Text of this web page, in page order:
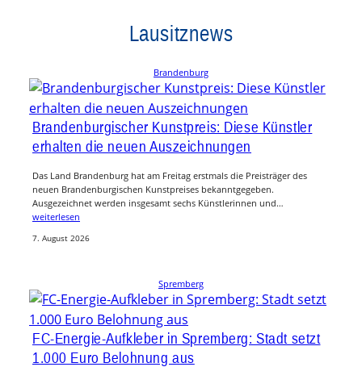
Lausitznews
Brandenburg
Brandenburgischer Kunstpreis: Diese Künstler
erhalten die neuen Auszeichnungen
Das Land Brandenburg hat am Freitag erstmals die Preisträger des
neuen Brandenburgischen Kunstpreises bekanntgegeben.
Ausgezeichnet werden insgesamt sechs Künstlerinnen und…
weiterlesen
7. August 2026
Spremberg
FC-Energie-Aufkleber in Spremberg: Stadt setzt
1.000 Euro Belohnung aus